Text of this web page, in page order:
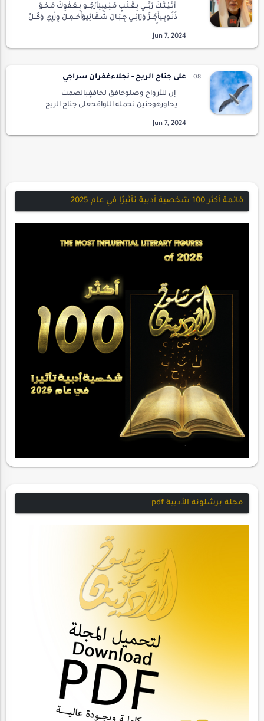
أتَـيْـتُـكَ رَبِّـــي بِـقَـلْـبٍ مُـنِـيبِلِأَرْجُــو بِـعَـفْوِكَ مَـحْـوَ
ذُنُـوبِـيأَجُــرُّ وَرَائِــي جِـبَـالَ شَـقَـائِيوَأَحْــمِـلُ وِزْرِي وَكُــلَّ
على جناح الريح - نجلاءغفران سراجي
إن للأرواح وصلوخافقٌ لخافقٍبالصمت
يحاورهوحنين تحمله اللواقحعلى جناح الريح
خريفوأسقط ورقهجادت عليهنسمات
ذكرياتقطرات ندىمن جديدفتبرعم غصنهوب…
قائمة أكثر 100 شخصية أدبية تأثيرًا في عام 2025
مجلة برشلونة الأدبية pdf